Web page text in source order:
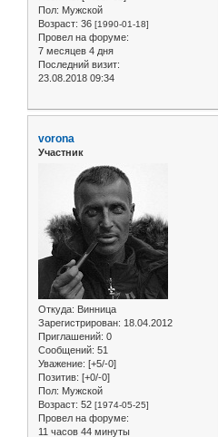
Пол: Мужской
Возраст: 36 [1990-01-18]
Провел на форуме:
7 месяцев 4 дня
Последний визит:
23.08.2018 09:34
vorona
Участник
Откуда: Винница
Зарегистрирован: 18.04.2012
Приглашений: 0
Сообщений: 51
Уважение: [+5/-0]
Позитив: [+0/-0]
Пол: Мужской
Возраст: 52 [1974-05-25]
Провел на форуме:
11 часов 44 минуты